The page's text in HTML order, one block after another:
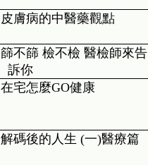
皮膚病的中醫藥觀點
篩不篩 檢不檢 醫檢師來告
訴你
在宅怎麼GO健康
解碼後的人生 (一)醫療篇